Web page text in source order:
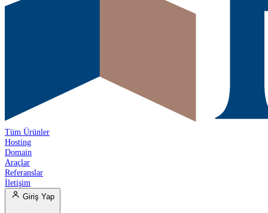
Tüm Ürünler
Hosting
Domain
Araçlar
Referanslar
İletişim
Giriş Yap